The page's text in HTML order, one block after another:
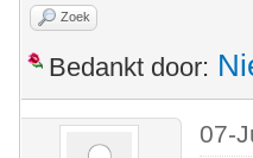
Zoek
Bedankt door:
07-